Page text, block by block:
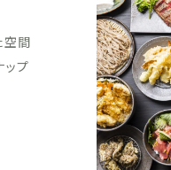
空間
プ